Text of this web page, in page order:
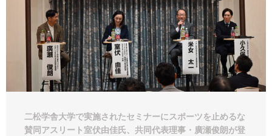
二松学舎大学で実施されたセミナーにスポーツを止めるな
賛同アスリート室伏由佳氏、共同代表理事・廣瀬俊朗が登